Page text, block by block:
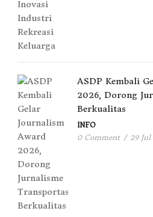
ASDP Kembali
2026, Dorong
Berkualitas
INFO
0 Comment / 29 Jul